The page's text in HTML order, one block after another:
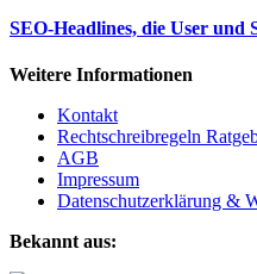
SEO-Headlines, die User und
Weitere Informationen
Kontakt
Rechtschreibregeln
AGB
Impressum
Datenschutzerklärung &
Bekannt aus: